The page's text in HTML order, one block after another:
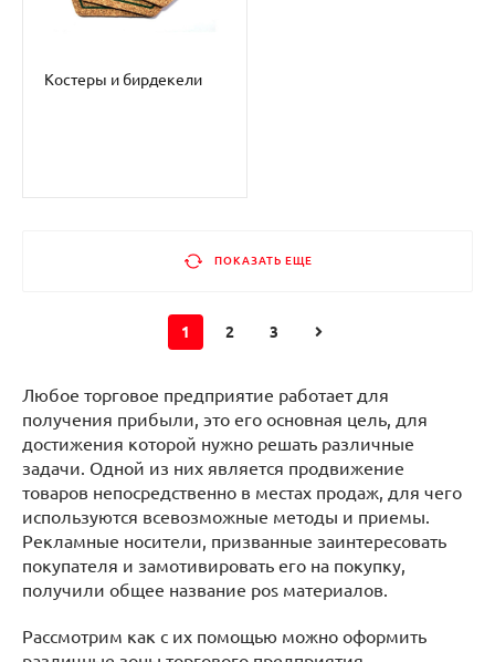
Костеры и бирдекели
ПОКАЗАТЬ ЕЩЕ
1 2 3
Любое торговое предприятие работает для
получения прибыли, это его основная цель, для
достижения которой нужно решать различные
задачи. Одной из них является продвижение
товаров непосредственно в местах продаж, для чего
используются всевозможные методы и приемы.
Рекламные носители, призванные заинтересовать
покупателя и замотивировать его на покупку,
получили общее название pos материалов.
Рассмотрим как с их помощью можно оформить